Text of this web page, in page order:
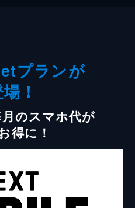
プランが
！
のスマホ代が
得に！